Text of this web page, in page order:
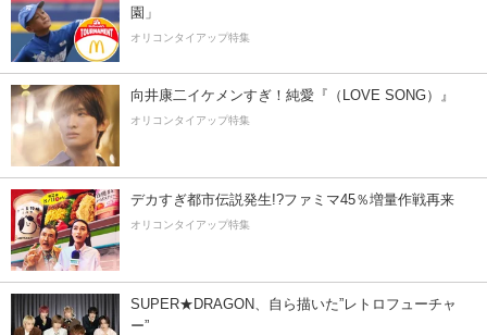
園」
オリコンタイアップ特集
向井康二イケメンすぎ！純愛『（LOVE SONG）』
オリコンタイアップ特集
デカすぎ都市伝説発生!?ファミマ45％増量作戦再来
オリコンタイアップ特集
SUPER★DRAGON、自ら描いた”レトロフューチャ
ー”